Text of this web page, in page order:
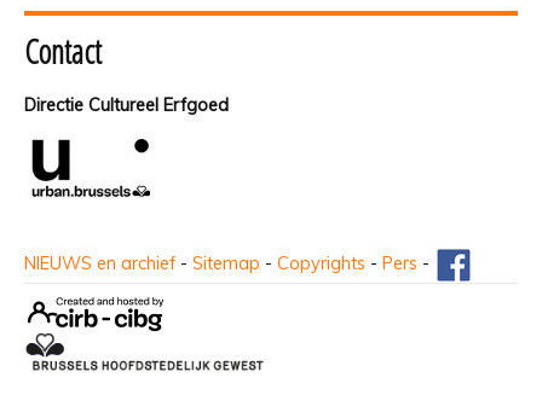
Contact
Directie Cultureel Erfgoed
NIEUWS en archief - Sitemap - Copyrights - Pers -